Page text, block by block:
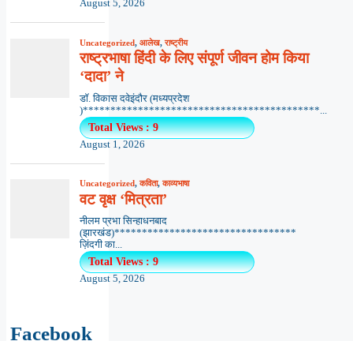
Facebook